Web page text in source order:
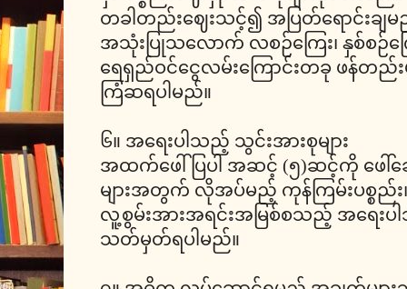
တခါတည်းဈေးသင့်၍ အပြတ်ရောင်းချ
အသုံးပြုသလောက် လစဉ်ကြေး၊ နှစ်စဉ်
ရေရှည်ဝင်ငွေလမ်းကြောင်းတခု ဖန်တည်
ကြံဆရပါမည်။
၆။ အရေးပါသည့် သွင်းအားစုများ
အထက်ဖေါ်ပြပါ အဆင့် (၅)ဆင့်ကို ဖေါ်ဆ
များအတွက် လိုအပ်မည့် ကုန်ကြမ်းပစ္စည်း၊
လူ့စွမ်းအားအရင်းအမြစ်စသည့် အရေးပ
သတ်မှတ်ရပါမည်။